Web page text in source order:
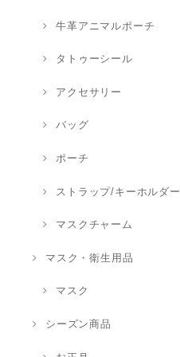
牛革アニマルポーチ
タトゥーシール
アクセサリー
バッグ
ポーチ
ストラップ/キーホルダー
マスクチャーム
マスク・衛生用品
マスク
シーズン商品